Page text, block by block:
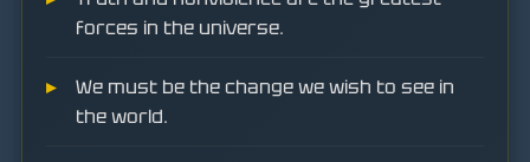
forces in the universe.
We must be the change we wish to see in
the world.